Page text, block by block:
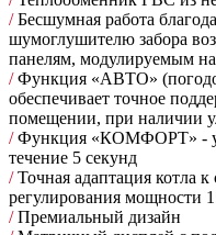
/Бесшумная работа
шумоглушителю забора
панелям, модулируемым
/Функция «АВТО»
обеспечивает точное
помещении, при наличии
/Функция «КОМФОРТ» -
течение 5 секунд
/Точная адаптация котла к
регулирования мощности
/Премиальный дизайн